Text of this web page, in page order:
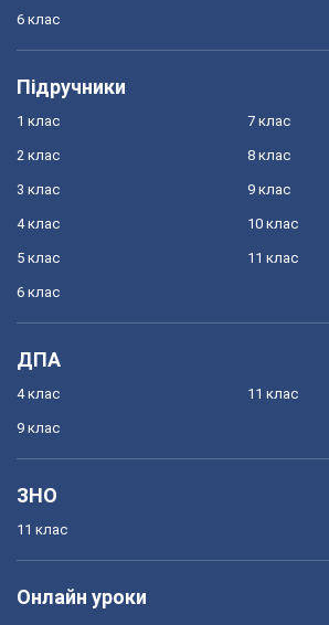
6 клас
Підручники
1 клас
2 клас
3 клас
4 клас
5 клас
6 клас
7 клас
8 клас
9 клас
10 клас
11 клас
ДПА
4 клас
9 клас
11 клас
ЗНО
11 клас
Онлайн уроки